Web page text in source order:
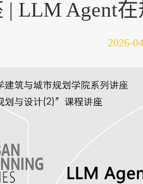
| LLM Agent
2026-